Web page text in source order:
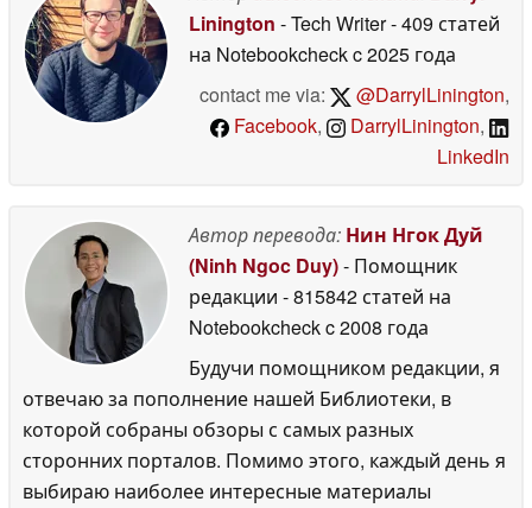
Linington - Tech Writer- 409 статей
на Notebookcheckc 2025 года
contact me via:
@DarrylLinington,
Facebook, DarrylLinington,
LinkedIn
Автор перевода: Нин Нгок Дуй
(Ninh Ngoc Duy)- Помощник
редакции - 815842 статей на
Notebookcheckc 2008 года
Будучи помощником редакции, я
отвечаю за пополнение нашей Библиотеки, в
которой собраны обзоры с самых разных
сторонних порталов. Помимо этого, каждый день я
выбираю наиболее интересные материалы